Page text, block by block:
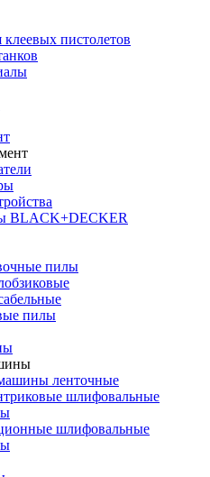
пистолетов
BLACK+DECKER
пилы
пилы
ленточные
шлифовальные
шлифовальные